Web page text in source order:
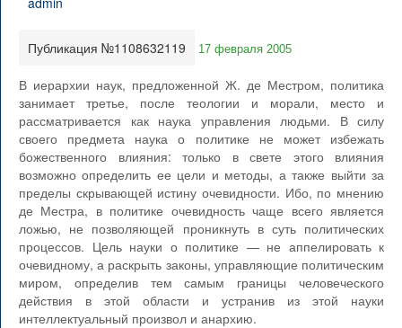
Публикация №1108632119 17 февраля 2005
В иерархии наук, предложенной Ж. де Местром, политика
занимает третье, после теологии и морали, место и
рассматривается как наука управления людьми. В силу
своего предмета наука о политике не может избежать
божественного влияния: только в свете этого влияния
возможно определить ее цели и методы, а также выйти за
пределы скрывающей истину очевидности. Ибо, по мнению
де Местра, в политике очевидность чаще всего является
ложью, не позволяющей проникнуть в суть политических
процессов. Цель науки о политике — не аппелировать к
очевидному, а раскрыть законы, управляющие политическим
миром, определив тем самым границы человеческого
действия в этой области и устранив из этой науки
интеллектуальный произвол и анархию.